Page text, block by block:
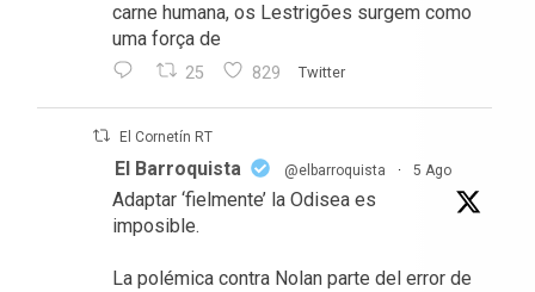
carne humana, os Lestrigões surgem como
uma força de
25 829 Twitter
El Cornetín RT
El Barroquista @elbarroquista · 5 Ago
Adaptar ‘fielmente’ la Odisea es
imposible.
La polémica contra Nolan parte del error de